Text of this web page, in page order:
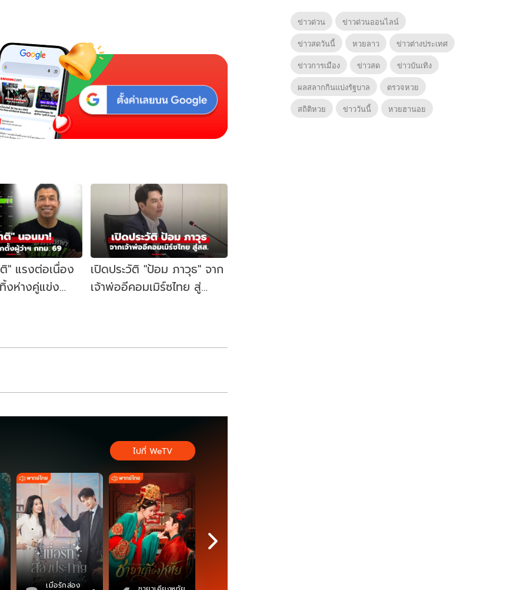
" แรงต่อเนื่อง
งห่างคู่แข่ง
เปิดประวัติ "ป้อม ภาวุธ" จาก
เจ้าพ่ออีคอมเมิร์ซไทย สู่
เมื่อรักส่อง
ไปที่ WeTV
ข่าวด่วน
ข่าวด่วนออนไลน์
ข่าวสดวันนี้
หวยลาว
ข่าวต่างประเทศ
ข่าวการเมือง
ข่าวสด
ข่าวบันเทิง
ผลสลากกินแบ่งรัฐบาล
ตรวจหวย
สถิติหวย
ข่าววันนี้ หวยฮานอย